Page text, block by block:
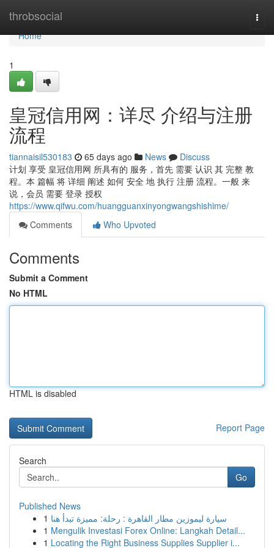
throbsocial
Home
Home
1
皇冠信用网：详尽 介绍与注册
流程
tiannaisil530183 65 days ago News
Discuss
计划 享受 皇冠信用网 所具有的 服务，首先 需要 认识 其 完整 教
程。本 篇幅 将 详细 阐述 如何 安全 地 执行 注册 流程。一般 来
说，会员 需要 登录 授权
https://www.qifwu.com/huangguanxinyongwangshishime/
Comments
Who Upvoted
Comments
Submit a Comment
No HTML
HTML is disabled
Report Page
Search
Go
Published News
1 سيارة ليموزين مطار القاهرة : رحلة: مميزة تبدأ هنا
1 Mengulik Investasi Forex Online: Langkah Detail...
1 Locating the Right Business Supplies Supplier i...